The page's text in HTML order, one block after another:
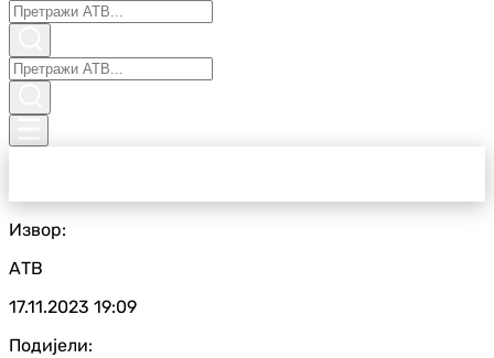
Извор:
АТВ
17.11.2023 19:09
Подијели: